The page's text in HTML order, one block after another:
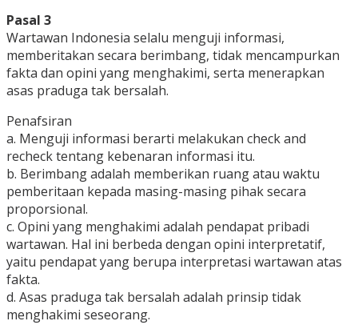
Pasal 3
Wartawan Indonesia selalu menguji informasi,
memberitakan secara berimbang, tidak mencampurkan
fakta dan opini yang menghakimi, serta menerapkan
asas praduga tak bersalah.
Penafsiran
a. Menguji informasi berarti melakukan check and
recheck tentang kebenaran informasi itu.
b. Berimbang adalah memberikan ruang atau waktu
pemberitaan kepada masing-masing pihak secara
proporsional.
c. Opini yang menghakimi adalah pendapat pribadi
wartawan. Hal ini berbeda dengan opini interpretatif,
yaitu pendapat yang berupa interpretasi wartawan atas
fakta.
d. Asas praduga tak bersalah adalah prinsip tidak
menghakimi seseorang.